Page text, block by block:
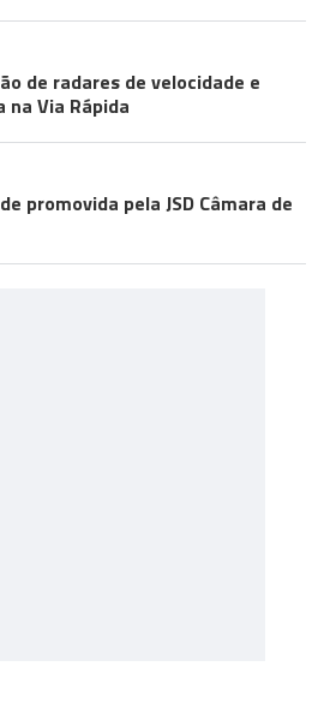
de radares de velocidade e
na Via Rápida
promovida pela JSD Câmara de